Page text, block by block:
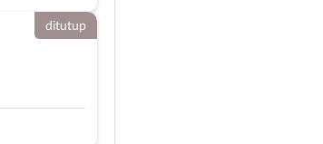
ditutup